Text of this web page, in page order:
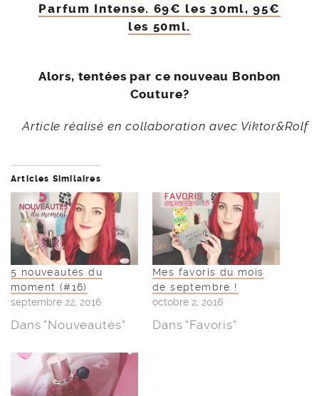
Parfum Intense. 69€ les 30ml, 95€
les 50ml.
Alors, tentées par ce nouveau Bonbon
Couture?
Article réalisé en collaboration avec Viktor&Rolf
Articles Similaires
5 nouveautés du
moment (#16)
septembre 22, 2016
Dans "Nouveautés"
Mes favoris du mois
de septembre !
octobre 2, 2016
Dans "Favoris"